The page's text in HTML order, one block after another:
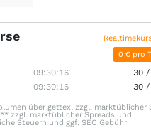
0 € pro
09:30:16 30 /
09:30:16 30 /
über gettex, zzgl. marktüblicher
zzgl. marktüblicher Spreads und
Steuern und ggf. SEC Gebühr